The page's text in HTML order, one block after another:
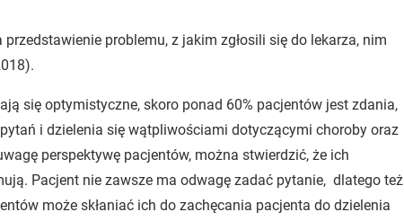
problemu, z jakim zgłosili się do lekarza, nim
się optymistyczne, skoro ponad 60% pacjentów jest zdania,
i dzielenia się wątpliwościami dotyczącymi choroby oraz
perspektywę pacjentów, można stwierdzić, że ich
Pacjent nie zawsze ma odwagę zadać pytanie, dlatego też
może skłaniać ich do zachęcania pacjenta do dzielenia